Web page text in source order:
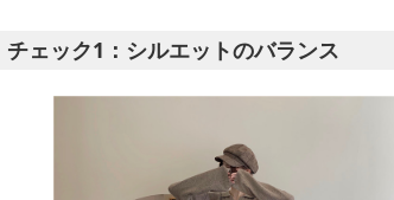
チェック1：シルエットのバランス